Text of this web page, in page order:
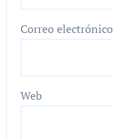
Correo electrónico
Web